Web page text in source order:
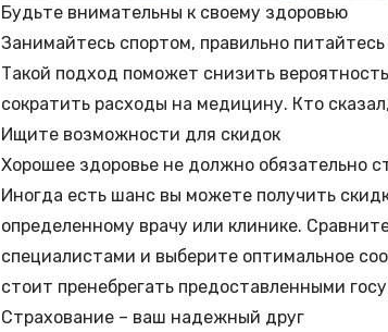
Будьте внимательны к своему здоровью
Занимайтесь спортом, правильно
Такой подход поможет снизить
сократить расходы на медицину. Кто
Ищите возможности для скидок
Хорошее здоровье не должно обязательно
Иногда есть шанс вы можете получить
определенному врачу или клинике.
специалистами и выберите оптимальное
стоит пренебрегать предоставленными
Страхование – ваш надежный друг